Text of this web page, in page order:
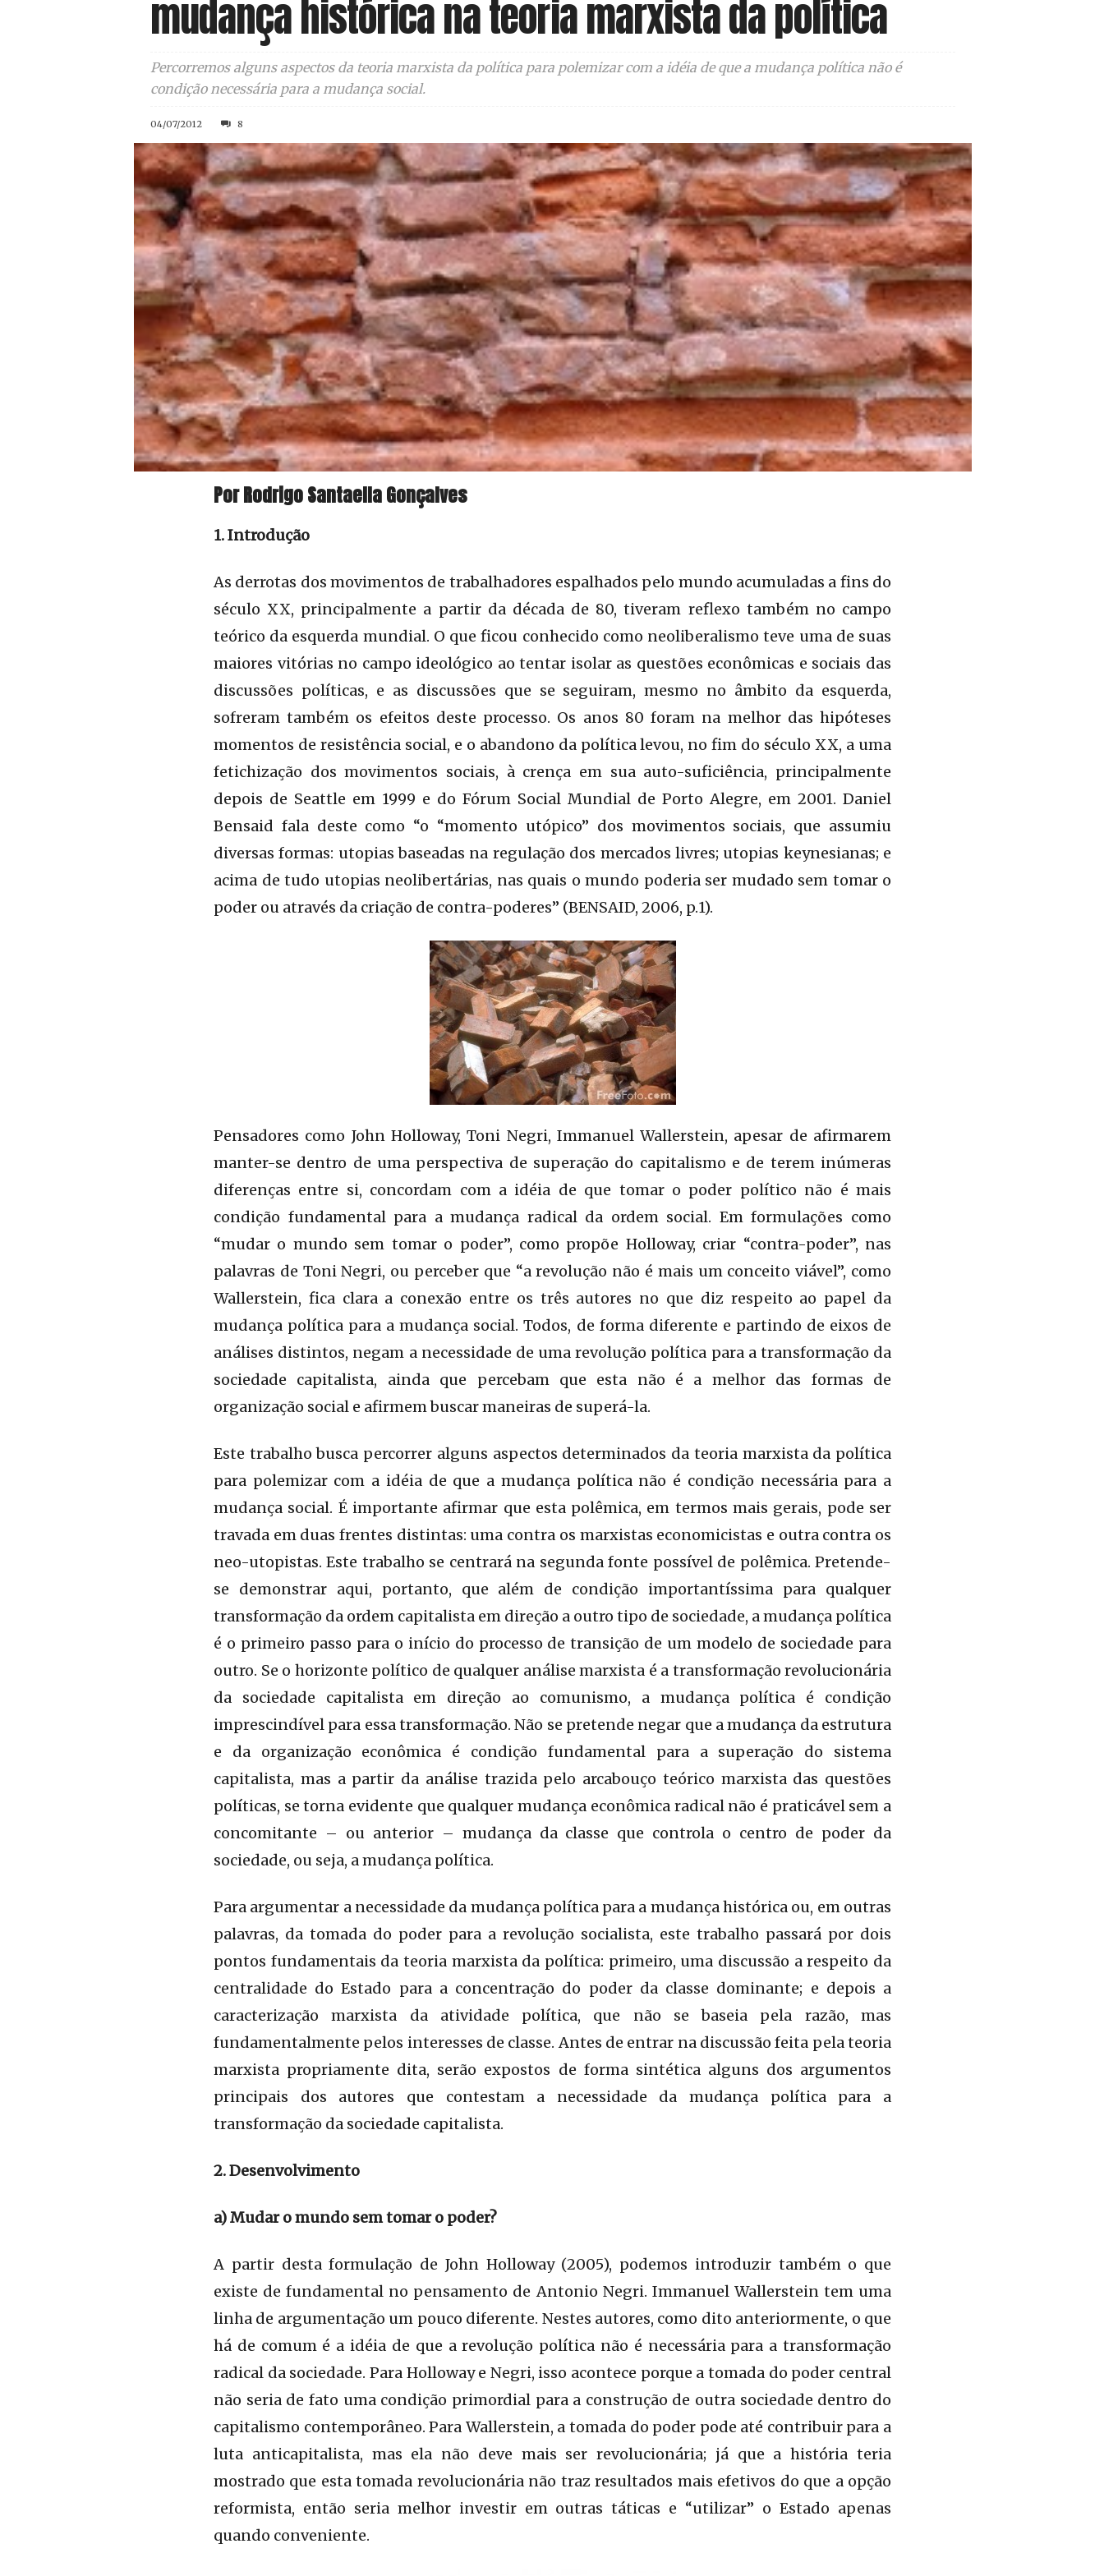
mudança histórica na teoria marxista da política
Percorremos alguns aspectos da teoria marxista da política para polemizar com a idéia de que a mudança política não é
condição necessária para a mudança social.
04/07/2012 8
Por Rodrigo Santaella Gonçalves
1. Introdução
As derrotas dos movimentos de trabalhadores espalhados pelo mundo acumuladas a fins do
século XX, principalmente a partir da década de 80, tiveram reflexo também no campo
teórico da esquerda mundial. O que ficou conhecido como neoliberalismo teve uma de suas
maiores vitórias no campo ideológico ao tentar isolar as questões econômicas e sociais das
discussões políticas, e as discussões que se seguiram, mesmo no âmbito da esquerda,
sofreram também os efeitos deste processo. Os anos 80 foram na melhor das hipóteses
momentos de resistência social, e o abandono da política levou, no fim do século XX, a uma
fetichização dos movimentos sociais, à crença em sua auto-suficiência, principalmente
depois de Seattle em 1999 e do Fórum Social Mundial de Porto Alegre, em 2001. Daniel
Bensaid fala deste como “o “momento utópico” dos movimentos sociais, que assumiu
diversas formas: utopias baseadas na regulação dos mercados livres; utopias keynesianas; e
acima de tudo utopias neolibertárias, nas quais o mundo poderia ser mudado sem tomar o
poder ou através da criação de contra-poderes” (BENSAID, 2006, p.1).
Pensadores como John Holloway, Toni Negri, Immanuel Wallerstein, apesar de afirmarem
manter-se dentro de uma perspectiva de superação do capitalismo e de terem inúmeras
diferenças entre si, concordam com a idéia de que tomar o poder político não é mais
condição fundamental para a mudança radical da ordem social. Em formulações como
“mudar o mundo sem tomar o poder”, como propõe Holloway, criar “contra-poder”, nas
palavras de Toni Negri, ou perceber que “a revolução não é mais um conceito viável”, como
Wallerstein, fica clara a conexão entre os três autores no que diz respeito ao papel da
mudança política para a mudança social. Todos, de forma diferente e partindo de eixos de
análises distintos, negam a necessidade de uma revolução política para a transformação da
sociedade capitalista, ainda que percebam que esta não é a melhor das formas de
organização social e afirmem buscar maneiras de superá-la.
Este trabalho busca percorrer alguns aspectos determinados da teoria marxista da política
para polemizar com a idéia de que a mudança política não é condição necessária para a
mudança social. É importante afirmar que esta polêmica, em termos mais gerais, pode ser
travada em duas frentes distintas: uma contra os marxistas economicistas e outra contra os
neo-utopistas. Este trabalho se centrará na segunda fonte possível de polêmica. Pretende-
se demonstrar aqui, portanto, que além de condição importantíssima para qualquer
transformação da ordem capitalista em direção a outro tipo de sociedade, a mudança política
é o primeiro passo para o início do processo de transição de um modelo de sociedade para
outro. Se o horizonte político de qualquer análise marxista é a transformação revolucionária
da sociedade capitalista em direção ao comunismo, a mudança política é condição
imprescindível para essa transformação. Não se pretende negar que a mudança da estrutura
e da organização econômica é condição fundamental para a superação do sistema
capitalista, mas a partir da análise trazida pelo arcabouço teórico marxista das questões
políticas, se torna evidente que qualquer mudança econômica radical não é praticável sem a
concomitante – ou anterior – mudança da classe que controla o centro de poder da
sociedade, ou seja, a mudança política.
Para argumentar a necessidade da mudança política para a mudança histórica ou, em outras
palavras, da tomada do poder para a revolução socialista, este trabalho passará por dois
pontos fundamentais da teoria marxista da política: primeiro, uma discussão a respeito da
centralidade do Estado para a concentração do poder da classe dominante; e depois a
caracterização marxista da atividade política, que não se baseia pela razão, mas
fundamentalmente pelos interesses de classe. Antes de entrar na discussão feita pela teoria
marxista propriamente dita, serão expostos de forma sintética alguns dos argumentos
principais dos autores que contestam a necessidade da mudança política para a
transformação da sociedade capitalista.
2. Desenvolvimento
a) Mudar o mundo sem tomar o poder?
A partir desta formulação de John Holloway (2005), podemos introduzir também o que
existe de fundamental no pensamento de Antonio Negri. Immanuel Wallerstein tem uma
linha de argumentação um pouco diferente. Nestes autores, como dito anteriormente, o que
há de comum é a idéia de que a revolução política não é necessária para a transformação
radical da sociedade. Para Holloway e Negri, isso acontece porque a tomada do poder central
não seria de fato uma condição primordial para a construção de outra sociedade dentro do
capitalismo contemporâneo. Para Wallerstein, a tomada do poder pode até contribuir para a
luta anticapitalista, mas ela não deve mais ser revolucionária; já que a história teria
mostrado que esta tomada revolucionária não traz resultados mais efetivos do que a opção
reformista, então seria melhor investir em outras táticas e “utilizar” o Estado apenas
quando conveniente.